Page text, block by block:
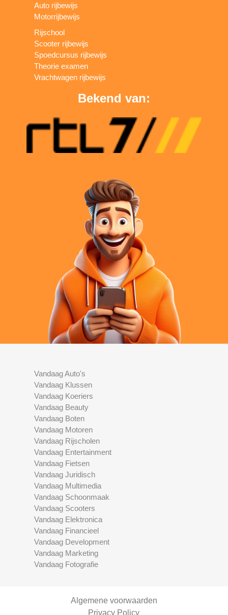
Auto rijbewijs
Motorrijbewijs
Rijschool
Scooter rijbewijs
Spoedcursus rijbewijs
Theorie examen
Vrachtwagen rijbewijs
Bekend van:
Vandaag Auto's
Vandaag Klussen
Vandaag Koeriers
Vandaag Beauty
Vandaag Boten
Vandaag Motoren
Vandaag Rijscholen
Vandaag Entertainment
Vandaag Fietsen
Vandaag Juridisch
Vandaag Multimedia
Vandaag Schoonmaak
Vandaag Scooters
Vandaag Elektronica
Vandaag Financieel
Vandaag Development
Vandaag Marketing
Vandaag Fotografie
Algemene voorwaarden
Privacy Policy